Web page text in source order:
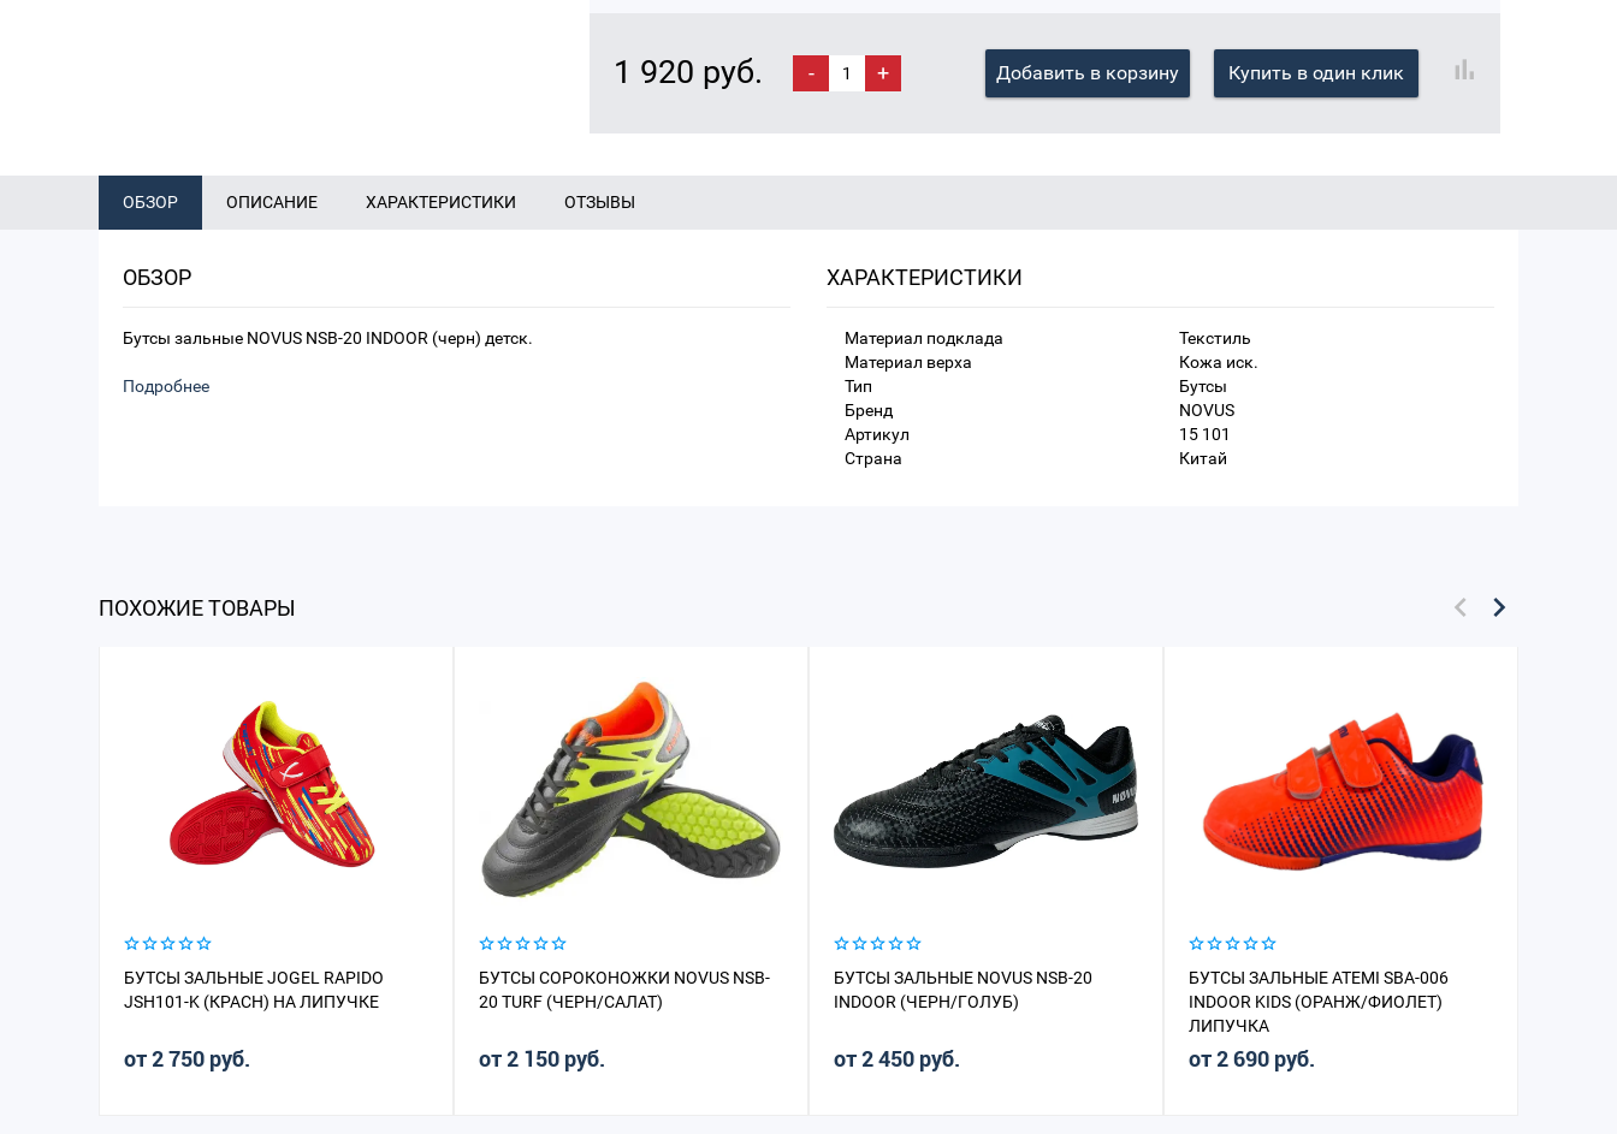
1 920 руб. - + Добавить в корзину Купить в один клик
ОБЗОР ОПИСАНИЕ ХАРАКТЕРИСТИКИ ОТЗЫВЫ
ОБЗОР
Бутсы зальные NOVUS NSB-20 INDOOR (черн) детск.
Подробнее
ХАРАКТЕРИСТИКИ
Материал подклада
Текстиль
Материал верха
Кожа иск.
Тип
Бутсы
Бренд
NOVUS
Артикул
15 101
Страна
Китай
ПОХОЖИЕ ТОВАРЫ
БУТСЫ ЗАЛЬНЫЕ JOGEL RAPIDO
JSH101-K (КРАСН) НА ЛИПУЧКЕ
от 2 750 руб.
БУТСЫ СОРОКОНОЖКИ NOVUS NSB-
20 TURF (ЧЕРН/САЛАТ)
от 2 150 руб.
БУТСЫ ЗАЛЬНЫЕ NOVUS NSB-20
INDOOR (ЧЕРН/ГОЛУБ)
от 2 450 руб.
БУТСЫ ЗАЛЬНЫЕ ATEMI SBA-006
INDOOR KIDS (ОРАНЖ/ФИОЛЕТ)
ЛИПУЧКА
от 2 690 руб.